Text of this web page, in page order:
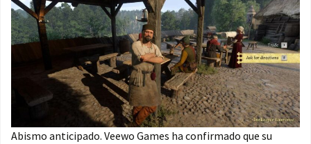
Abismo anticipado. Veewo Games ha confirmado que su